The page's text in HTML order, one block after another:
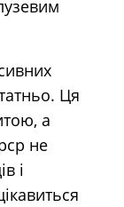
Ця
а
не
і